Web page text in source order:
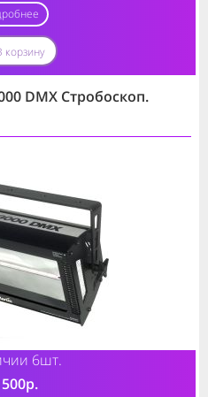
корзину
DMX Стробоскоп.
6шт.